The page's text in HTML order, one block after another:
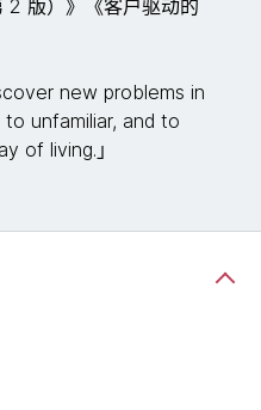
2 版）》《客户驱动的
new problems in
unfamiliar, and to
of living.」